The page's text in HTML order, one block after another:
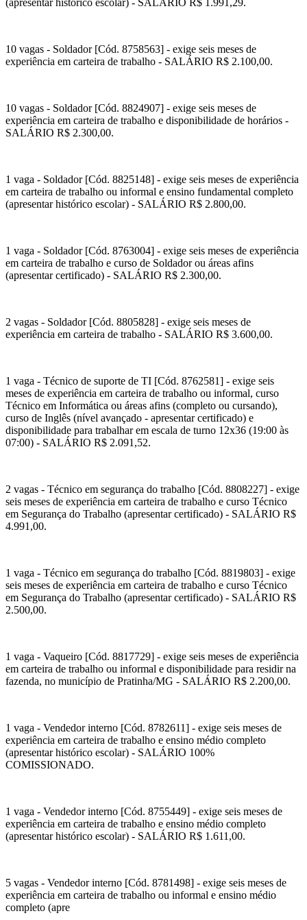
(apresentar histórico escolar) - SALÁRIO R$ 1.991,29.
10 vagas - Soldador [Cód. 8758563] - exige seis meses de
experiência em carteira de trabalho - SALÁRIO R$ 2.100,00.
10 vagas - Soldador [Cód. 8824907] - exige seis meses de
experiência em carteira de trabalho e disponibilidade de horários -
SALÁRIO R$ 2.300,00.
1 vaga - Soldador [Cód. 8825148] - exige seis meses de experiência
em carteira de trabalho ou informal e ensino fundamental completo
(apresentar histórico escolar) - SALÁRIO R$ 2.800,00.
1 vaga - Soldador [Cód. 8763004] - exige seis meses de experiência
em carteira de trabalho e curso de Soldador ou áreas afins
(apresentar certificado) - SALÁRIO R$ 2.300,00.
2 vagas - Soldador [Cód. 8805828] - exige seis meses de
experiência em carteira de trabalho - SALÁRIO R$ 3.600,00.
1 vaga - Técnico de suporte de TI [Cód. 8762581] - exige seis
meses de experiência em carteira de trabalho ou informal, curso
Técnico em Informática ou áreas afins (completo ou cursando),
curso de Inglês (nível avançado - apresentar certificado) e
disponibilidade para trabalhar em escala de turno 12x36 (19:00 às
07:00) - SALÁRIO R$ 2.091,52.
2 vagas - Técnico em segurança do trabalho [Cód. 8808227] - exige
seis meses de experiência em carteira de trabalho e curso Técnico
em Segurança do Trabalho (apresentar certificado) - SALÁRIO R$
4.991,00.
1 vaga - Técnico em segurança do trabalho [Cód. 8819803] - exige
seis meses de experiência em carteira de trabalho e curso Técnico
em Segurança do Trabalho (apresentar certificado) - SALÁRIO R$
2.500,00.
1 vaga - Vaqueiro [Cód. 8817729] - exige seis meses de experiência
em carteira de trabalho ou informal e disponibilidade para residir na
fazenda, no município de Pratinha/MG - SALÁRIO R$ 2.200,00.
1 vaga - Vendedor interno [Cód. 8782611] - exige seis meses de
experiência em carteira de trabalho e ensino médio completo
(apresentar histórico escolar) - SALÁRIO 100%
COMISSIONADO.
1 vaga - Vendedor interno [Cód. 8755449] - exige seis meses de
experiência em carteira de trabalho e ensino médio completo
(apresentar histórico escolar) - SALÁRIO R$ 1.611,00.
5 vagas - Vendedor interno [Cód. 8781498] - exige seis meses de
experiência em carteira de trabalho ou informal e ensino médio
completo (apre